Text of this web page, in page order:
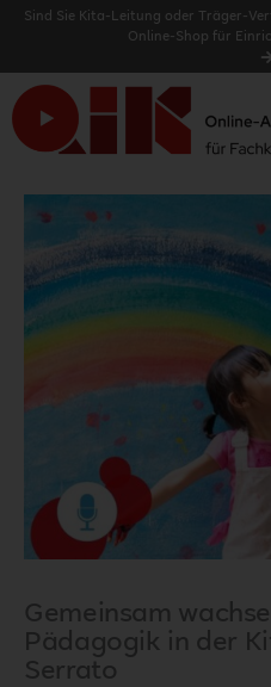
Sind Sie Kita-Leitung oder Träger-
Online-Shop für
Gemeinsam
Pädagogik in der
Serrato